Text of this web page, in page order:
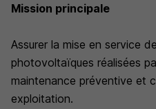
Mission principale
Assurer la mise en service
photovoltaïques réalisées
maintenance préventive et
exploitation.